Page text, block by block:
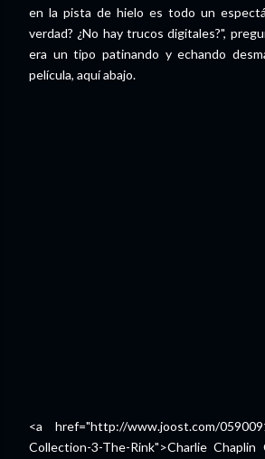
en la pista de hielo es todo un
verdad? ¿No hay trucos digitales?",
era un tipo patinando y echando
película, aquí abajo.
<a href="http://www.joost.com/
Collection-3-The-Rink">Charlie